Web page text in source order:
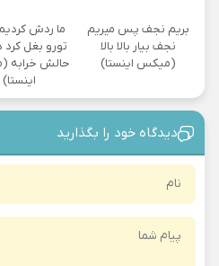
بریم نجف پس میریم
نجف بیار بالا بالا
(میکس اینستا)
ما ردش
تورو بغل
حالش خرابه
اینستا)
دیدگاه خود را بگذارید